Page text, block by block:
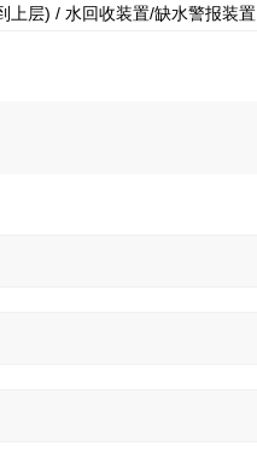
上层) / 水回收装置/缺水警报装置